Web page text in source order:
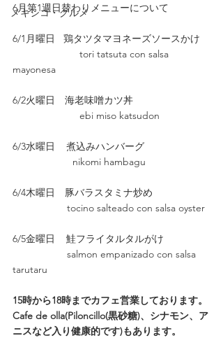
メキシコ・グルメ
6月第1週日替わりメニューについて
6/1月曜日   鶏タツタマヨネーズソースかけ
mayonesa
6/2火曜日　海老味噌カツ丼
                        ebi miso katsudon
6/3水曜日    煮込みハンバーグ
nikomi hambagu
6/4木曜日　豚バラスタミナ炒め
tocino salteado con salsa oyster
6/5金曜日    鮭フライタルタルがけ
salmon empanizado con salsa
tarutaru
15時から18時までカフェ営業しております。
Cafe de olla(Piloncillo(黒砂糖)、シナモン、ア
ニスなど入り健康的です)もあります。